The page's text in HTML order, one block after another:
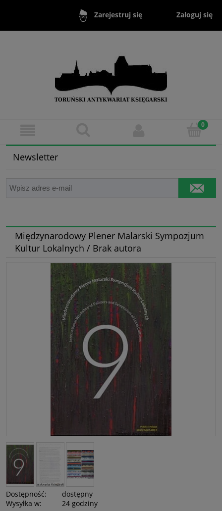
Zarejestruj się Zaloguj się
Newsletter
Międzynarodowy Plener Malarski Sympozjum
Kultur Lokalnych / Brak autora
Dostępność:
dostępny
Wysyłka w:
24 godziny